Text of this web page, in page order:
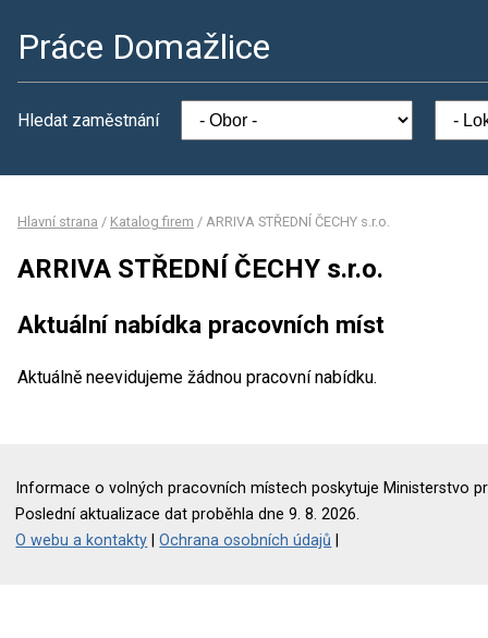
Práce Domažlice
Hledat zaměstnání
Hlavní strana / Katalog firem / ARRIVA STŘEDNÍ ČECHY s.r.o.
ARRIVA STŘEDNÍ ČECHY s.r.o.
Aktuální nabídka pracovních míst
Aktuálně neevidujeme žádnou pracovní nabídku.
Informace o volných pracovních místech poskytuje Ministerstvo
Poslední aktualizace dat proběhla dne 9. 8. 2026.
O webu a kontakty |Ochrana osobních údajů